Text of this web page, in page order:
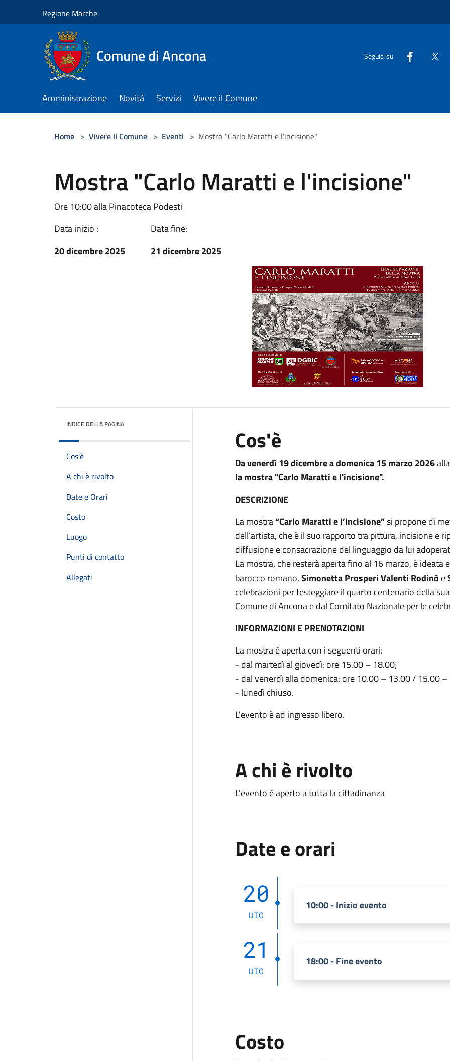
Regione Marche
Comune di Ancona Seguici su
Amministrazione Novità Servizi Vivere il Comune
Home > Vivere il Comune > Eventi > Mostra "Carlo Maratti e l'incisione"
Mostra "Carlo Maratti e l'incisione"
Ore 10:00 alla Pinacoteca Podesti
Data inizio :
20 dicembre 2025
Data fine:
21 dicembre 2025
INDICE DELLA PAGINA
Cos'è
A chi è rivolto
Date e Orari
Costo
Luogo
Punti di contatto
Allegati
Cos'è
Da venerdì 19 dicembre a domenica 15 marzo 2026
la mostra "Carlo Maratti e l'incisione".
DESCRIZIONE
La mostra“Carlo Maratti e l’incisione”si propone di
dell’artista, che è il suo rapporto tra pittura, incisione e
diffusione e consacrazione del linguaggio da lui
La mostra, che resterà aperta fino al 16 marzo, è
barocco romano,Simonetta Prosperi Valenti Rodinò e
celebrazioni per festeggiare il quarto centenario della
Comune di Ancona e dal Comitato Nazionale per le
INFORMAZIONI E PRENOTAZIONI
La mostra è aperta con i seguenti orari:
- dal martedì al giovedì: ore 15.00 – 18.00;
- dal venerdì alla domenica: ore 10.00 – 13.00 / 15.00
- lunedì chiuso.
L'evento è ad ingresso libero.
A chi è rivolto
L'evento è aperto a tutta la cittadinanza
Date e orari
20
DIC
10:00 - Inizio evento
21
DIC
18:00 - Fine evento
Costo